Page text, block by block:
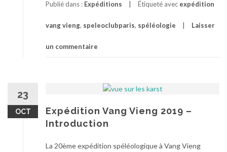
Publié dans : Expéditions Étiqueté avec expédition
vang vieng, speleoclubparis, spéléologie Laisser
un commentaire
23
OCT
Expédition Vang Vieng 2019 –
Introduction
La 20ème expédition spéléologique à Vang Vieng